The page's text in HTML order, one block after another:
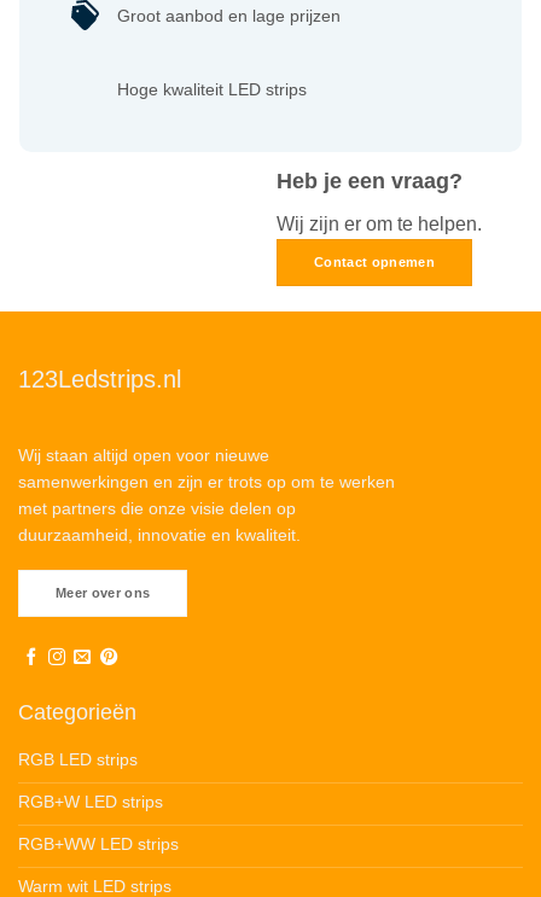
Heb je een vraag?
Wij zijn er om te helpen.
Contact opnemen
Groot aanbod en lage prijzen
Hoge kwaliteit LED strips
123Ledstrips.nl
Wij staan altijd open voor nieuwe
samenwerkingen en zijn er trots op om te werken
met partners die onze visie delen op
duurzaamheid, innovatie en kwaliteit.
Meer over ons
Categorieën
RGB LED strips
RGB+W LED strips
RGB+WW LED strips
Warm wit LED strips